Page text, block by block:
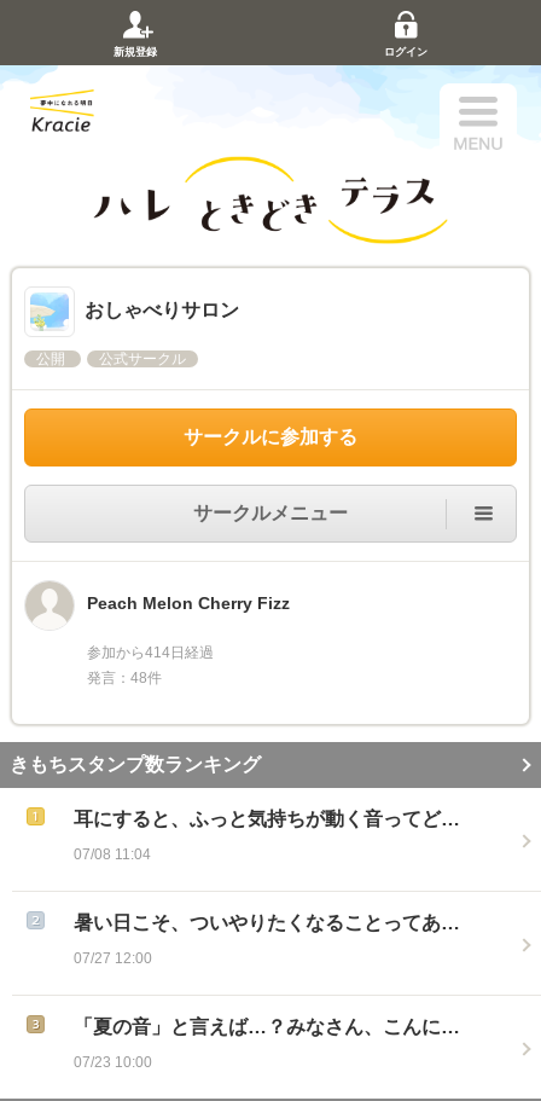
新規登録 ログイン
おしゃべりサロン
公開 公式サークル
サークルに参加する
サークルメニュー
Peach Melon Cherry Fizz
参加から414日経過
発言：48件
きもちスタンプ数ランキング
耳にすると、ふっと気持ちが動く音ってど…
07/08 11:04
暑い日こそ、ついやりたくなることってあ…
07/27 12:00
「夏の音」と言えば…？みなさん、こんに…
07/23 10:00